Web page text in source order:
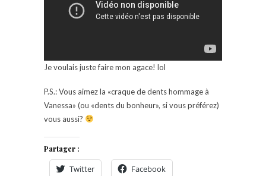
Je voulais juste faire mon agace! lol
P.S.: Vous aimez la «craque de dents hommage à
Vanessa» (ou «dents du bonheur», si vous préférez)
vous aussi?
Partager :
Twitter Facebook